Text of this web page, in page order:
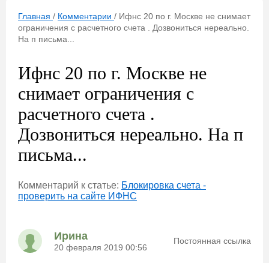
Главная / Комментарии / Ифнс 20 по г. Москве не снимает
ограничения с расчетного счета . Дозвониться нереально.
На п письма...
Ифнс 20 по г. Москве не
снимает ограничения с
расчетного счета .
Дозвониться нереально. На п
письма...
Комментарий к статье: Блокировка счета -
проверить на сайте ИФНС
Ирина
20 февраля 2019 00:56
Постоянная ссылка